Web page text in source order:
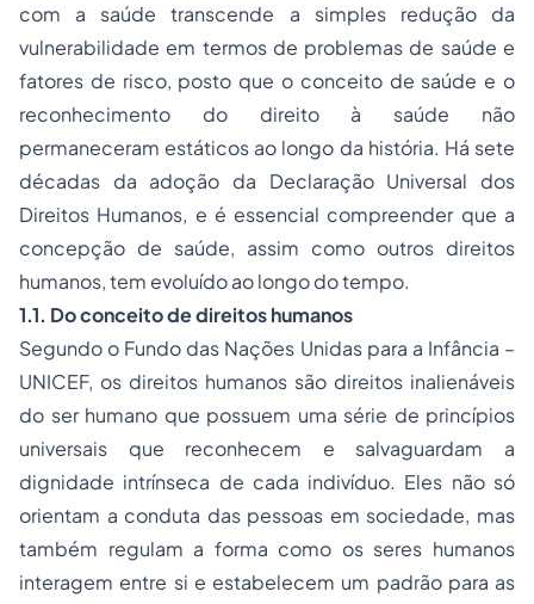
com a saúde transcende a simples redução da
vulnerabilidade em termos de problemas de saúde e
fatores de risco, posto que o conceito de saúde e o
reconhecimento do direito à saúde não
permaneceram estáticos ao longo da história. Há sete
décadas da adoção da Declaração Universal dos
Direitos Humanos, e é essencial compreender que a
concepção de saúde, assim como outros direitos
humanos, tem evoluído ao longo do tempo.
1.1. Do conceito de direitos humanos
Segundo o Fundo das Nações Unidas para a Infância –
UNICEF, os direitos humanos são direitos inalienáveis
do ser humano que possuem uma série de princípios
universais que reconhecem e salvaguardam a
dignidade intrínseca de cada indivíduo. Eles não só
orientam a conduta das pessoas em sociedade, mas
também regulam a forma como os seres humanos
interagem entre si e estabelecem um padrão para as